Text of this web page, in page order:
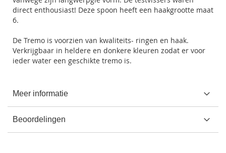
direct enthousiast! Deze spoon heeft een haakgrootte maat
6.
De Tremo is voorzien van kwaliteits- ringen en haak.
Verkrijgbaar in heldere en donkere kleuren zodat er voor
ieder water een geschikte tremo is.
Meer informatie
Beoordelingen